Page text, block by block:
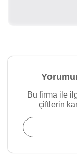
Bu firma ile
çiftlerin